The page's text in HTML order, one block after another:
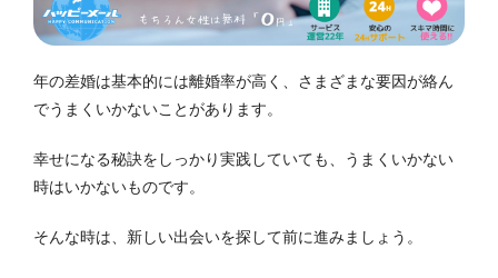
年の差婚は基本的には離婚率が高く、さまざまな要因が絡ん
でうまくいかないことがあります。
幸せになる秘訣をしっかり実践していても、うまくいかない
時はいかないものです。
そんな時は、新しい出会いを探して前に進みましょう。